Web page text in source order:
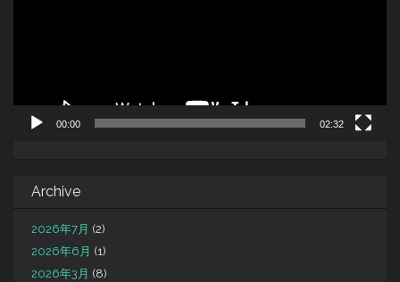
00:00 02:32
Archive
2026年7月 (2)
2026年6月 (1)
2026年3月 (8)